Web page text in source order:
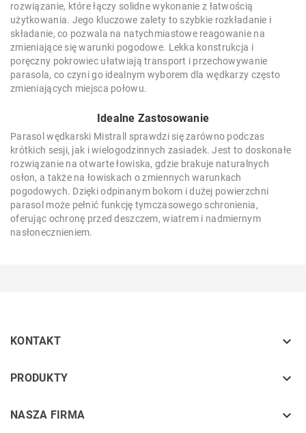
rozwiązanie, które łączy solidne wykonanie z łatwością
użytkowania. Jego kluczowe zalety to szybkie rozkładanie i
składanie, co pozwala na natychmiastowe reagowanie na
zmieniające się warunki pogodowe. Lekka konstrukcja i
poręczny pokrowiec ułatwiają transport i przechowywanie
parasola, co czyni go idealnym wyborem dla wędkarzy często
zmieniających miejsca połowu.
Idealne Zastosowanie
Parasol wędkarski Mistrall sprawdzi się zarówno podczas
krótkich sesji, jak i wielogodzinnych zasiadek. Jest to doskonałe
rozwiązanie na otwarte łowiska, gdzie brakuje naturalnych
osłon, a także na łowiskach o zmiennych warunkach
pogodowych. Dzięki odpinanym bokom i dużej powierzchni
parasol może pełnić funkcję tymczasowego schronienia,
oferując ochronę przed deszczem, wiatrem i nadmiernym
nasłonecznieniem.
KONTAKT 
PRODUKTY keyboard_arrow_down
NASZA FIRMA keyboard_arrow_down